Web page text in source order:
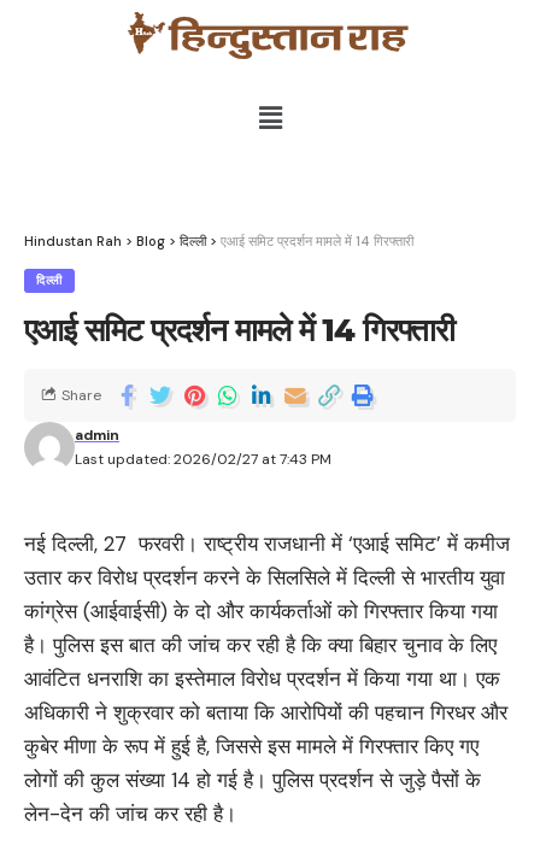
Hindustan Rah > Blog > दिल्ली> एआई समिट प्रदर्शन मामले में 14 गिरफ्तारी
दिल्ली
एआई समिट प्रदर्शन मामले में 14 गिरफ्तारी
Last updated: 2026/02/27 at 7:43 PM
admin
Share
नई दिल्ली, 27 फरवरी। राष्ट्रीय राजधानी में ‘एआई समिट’ में कमीज
उतार कर विरोध प्रदर्शन करने के सिलसिले में दिल्ली से भारतीय युवा
कांग्रेस (आईवाईसी) के दो और कार्यकर्ताओं को गिरफ्तार किया गया
है। पुलिस इस बात की जांच कर रही है कि क्या बिहार चुनाव के लिए
आवंटित धनराशि का इस्तेमाल विरोध प्रदर्शन में किया गया था। एक
अधिकारी ने शुक्रवार को बताया कि आरोपियों की पहचान गिरधर और
कुबेर मीणा के रूप में हुई है, जिससे इस मामले में गिरफ्तार किए गए
लोगों की कुल संख्या 14 हो गई है। पुलिस प्रदर्शन से जुड़े पैसों के
लेन-देन की जांच कर रही है।